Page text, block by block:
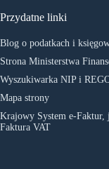
Przydatne linki
Blog o podatkach i
Strona Ministerstwa
Wyszukiwarka NIP i
Mapa strony
Krajowy System e-Faktur,
Faktura VAT